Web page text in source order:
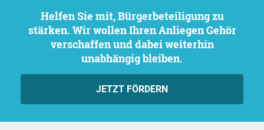
Helfen Sie mit, Bürgerbeteiligung zu
stärken. Wir wollen Ihren Anliegen Gehör
verschaffen und dabei weiterhin
unabhängig bleiben.
JETZT FÖRDERN